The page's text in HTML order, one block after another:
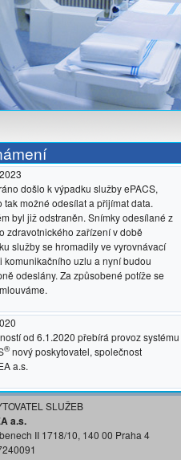
došlo k výpadku služby ePACS,
tak možné odesílat a přijímat data.
byl již odstraněn. Snímky odesílané z
zdravotnického zařízení v době
služby se hromadily ve vyrovnávací
komunikačního uzlu a nyní budou
odeslány. Za způsobené potíže se
od 6.1.2020 přebírá provoz systému
®nový poskytovatel, společnost
a.s.
SLUŽEB
a.s.
II 1718/10, 140 00 Praha 4